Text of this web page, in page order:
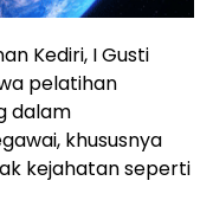
Kediri, I Gusti
pelatihan
dalam
khususnya
kejahatan seperti